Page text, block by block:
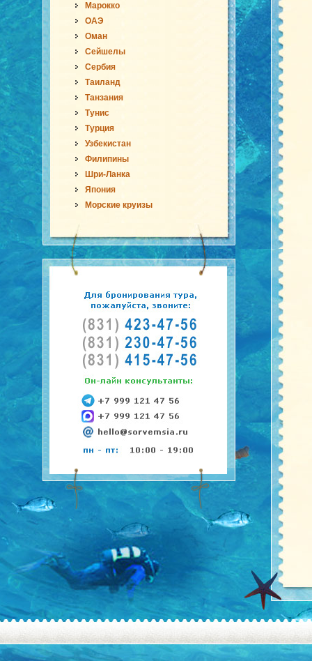
Марокко
ОАЭ
Оман
Сейшелы
Сербия
Таиланд
Танзания
Тунис
Турция
Узбекистан
Филипины
Шри-Ланка
Япония
Морские круизы